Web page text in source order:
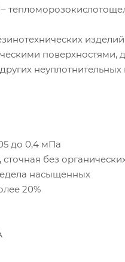
поверхностями,
неуплотнительных
до 0,4 мПа
без
насыщенных
20%